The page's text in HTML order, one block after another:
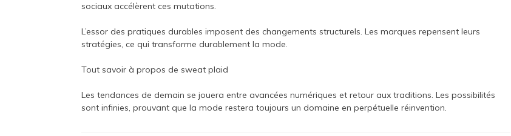
sociaux accélèrent ces mutations.
L’essor des pratiques durables imposent des changements structurels. Les marques repensent leurs
stratégies, ce qui transforme durablement la mode.
Tout savoir à propos desweat plaid
Les tendances de demain se jouera entre avancées numériques et retour aux traditions. Les possibilités
sont infinies, prouvant que la mode restera toujours un domaine en perpétuelle réinvention.